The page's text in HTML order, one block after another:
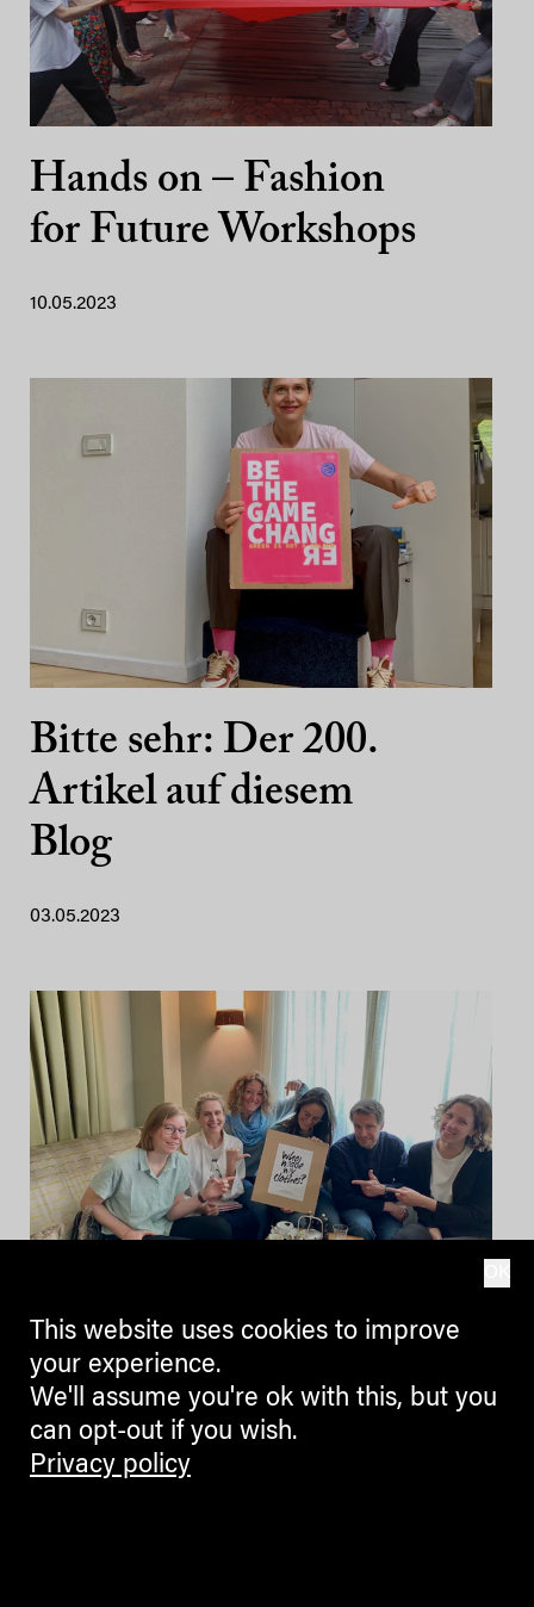
Hands on – Fashion
for Future Workshops
10.05.2023
Bitte sehr: Der 200.
Artikel auf diesem
Blog
03.05.2023
Fashion For Future
19.04.2023
This website uses cookies to improve
your experience.
We'll assume you're ok with this, but you
can opt-out if you wish.
Privacy policy